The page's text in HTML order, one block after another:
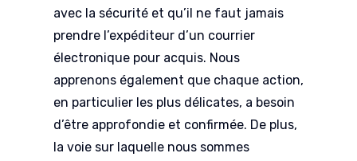
avec la sécurité et qu’il ne faut jamais
prendre l’expéditeur d’un courrier
électronique pour acquis. Nous
apprenons également que chaque action,
en particulier les plus délicates, a besoin
d’être approfondie et confirmée. De plus,
la voie sur laquelle nous sommes